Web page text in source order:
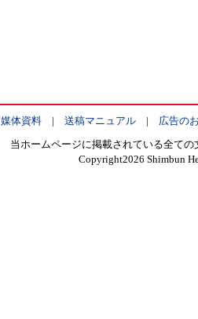
媒体資料| 送稿マニュアル| 広告の
当ホームページに掲載されている全て
Copyright2026 Shimbun